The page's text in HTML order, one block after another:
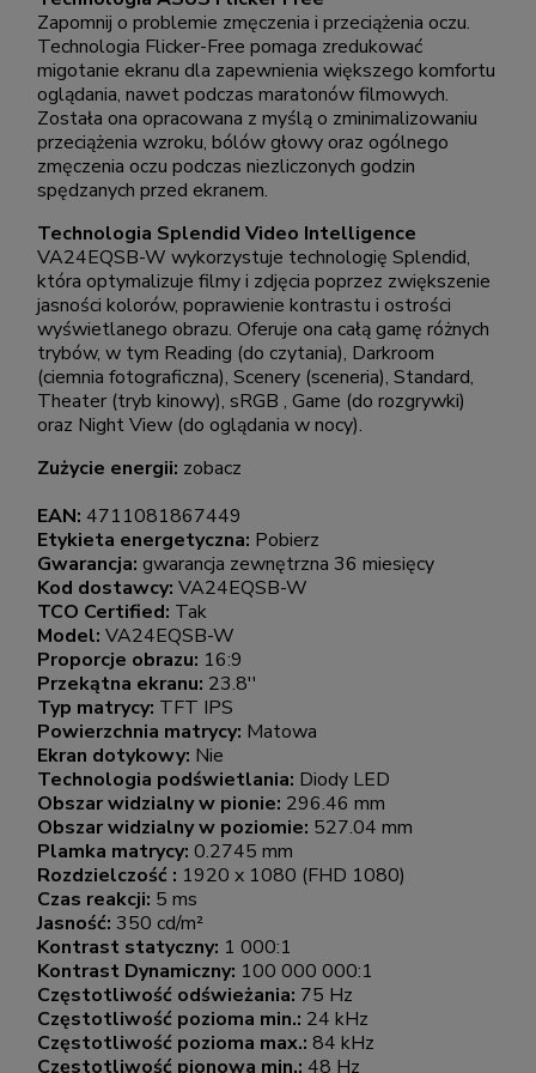
Zapomnij o problemie zmęczenia i przeciążenia oczu.
Technologia Flicker-Free pomaga zredukować
migotanie ekranu dla zapewnienia większego komfortu
oglądania, nawet podczas maratonów filmowych.
Została ona opracowana z myślą o zminimalizowaniu
przeciążenia wzroku, bólów głowy oraz ogólnego
zmęczenia oczu podczas niezliczonych godzin
spędzanych przed ekranem.
Technologia Splendid Video Intelligence
VA24EQSB-W wykorzystuje technologię Splendid,
która optymalizuje filmy i zdjęcia poprzez zwiększenie
jasności kolorów, poprawienie kontrastu i ostrości
wyświetlanego obrazu. Oferuje ona całą gamę różnych
trybów, w tym Reading (do czytania), Darkroom
(ciemnia fotograficzna), Scenery (sceneria), Standard,
Theater (tryb kinowy), sRGB , Game (do rozgrywki)
oraz Night View (do oglądania w nocy).
Zużycie energii: zobacz
EAN: 4711081867449
Etykieta energetyczna: Pobierz
Gwarancja: gwarancja zewnętrzna 36 miesięcy
Kod dostawcy: VA24EQSB-W
TCO Certified: Tak
Model: VA24EQSB-W
Proporcje obrazu: 16:9
Przekątna ekranu: 23.8''
Typ matrycy: TFT IPS
Powierzchnia matrycy: Matowa
Ekran dotykowy: Nie
Technologia podświetlania: Diody LED
Obszar widzialny w pionie: 296.46 mm
Obszar widzialny w poziomie: 527.04 mm
Plamka matrycy: 0.2745 mm
Rozdzielczość : 1920 x 1080 (FHD 1080)
Czas reakcji: 5 ms
Jasność: 350 cd/m²
Kontrast statyczny: 1 000:1
Kontrast Dynamiczny: 100 000 000:1
Częstotliwość odświeżania: 75 Hz
Częstotliwość pozioma min.: 24 kHz
Częstotliwość pozioma max.: 84 kHz
Częstotliwość pionowa min.: 48 Hz